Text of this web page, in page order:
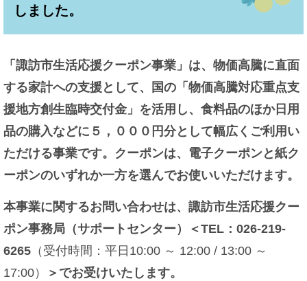
しました。
「諏訪市生活応援クーポン事業」は、物価高騰に直面
する家計への支援として、国の「物価高騰対応重点支
援地方創生臨時交付金」を活用し、食料品のほか日用
品の購入などに５，０００円分として幅広くご利用い
ただける事業です。クーポンは、電子クーポンと紙ク
ーポンのいずれか一方を選んでお使いいただけます。
本事業に関するお問い合わせは、諏訪市生活応援クー
ポン事務局（サポートセンター）＜TEL：026-219-
6265 （受付時間：平日10:00 ～ 12:00 / 13:00 ～
17:00）
＞ でお受けいたします。